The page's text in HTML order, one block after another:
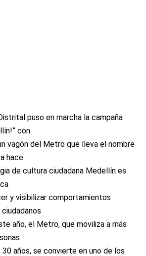
puso en marcha la campaña
con
vagón del Metro que lleva el nombre
hace
de cultura ciudadana Medellín es
y visibilizar comportamientos
año, el Metro, que moviliza a más
años, se convierte en uno de los